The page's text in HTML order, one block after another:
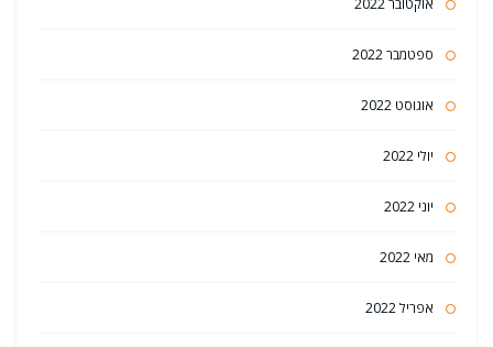
אוקטובר 2022
ספטמבר 2022
אוגוסט 2022
יולי 2022
יוני 2022
מאי 2022
אפריל 2022